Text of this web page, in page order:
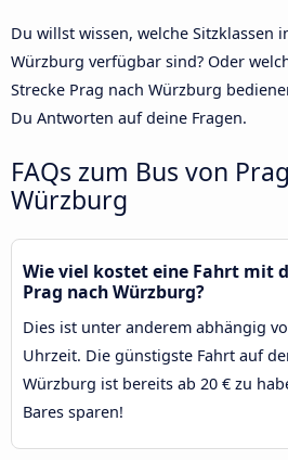
Du willst wissen, welche Sitzklassen
Würzburg verfügbar sind? Oder
Strecke Prag nach Würzburg
Du Antworten auf deine Fragen.
FAQs zum Bus von
Würzburg
Wie viel kostet eine Fahrt mit
Prag nach Würzburg?
Dies ist unter anderem abhängig
Uhrzeit. Die günstigste Fahrt auf
Würzburg ist bereits ab 20 € zu
Bares sparen!